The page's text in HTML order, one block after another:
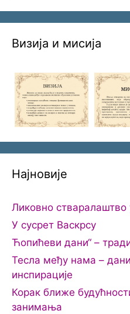
Визија и мисија
Најновије
Ликовно стваралаштво
У сусрет Васкрсу
Ћопићеви дани“ –
Тесла међу нама –
инспирације
Корак ближе
занимања